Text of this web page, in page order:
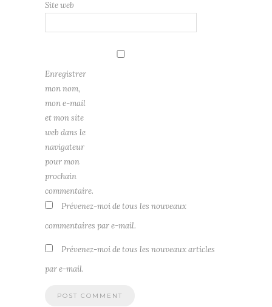
Site web
Enregistrer
mon nom,
mon e-mail
et mon site
web dans le
navigateur
pour mon
prochain
commentaire.
Prévenez-moi de tous les nouveaux
commentaires par e-mail.
Prévenez-moi de tous les nouveaux articles
par e-mail.